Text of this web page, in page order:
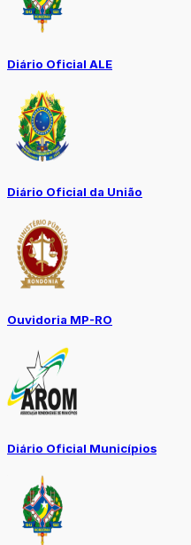
Diário Oficial ALE
Diário Oficial da União
Ouvidoria MP-RO
Diário Oficial Municípios